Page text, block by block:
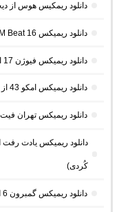
دانلود ریمکیس هوس از
دانلود ریمیکس AM Beat 16 از دیجی AMB (پادکست طولانی شنیدنی)
دانلود ریمیکس فیوژن 17 از لیروی بیتز
دانلود ریمیکس امکو 43 از دیجی ام کو (پادکست طولانی عاشقانه)
دانلود ریمیکس تهران فیت 55 از دیجی باربد و محمد موریانی
دانلود ریمیکس یادت
کُردی)
دانلود ریمیکس گمبرون 6 از دیجی 4A (ریمیکس طولانی شاد بندری جنوبی)